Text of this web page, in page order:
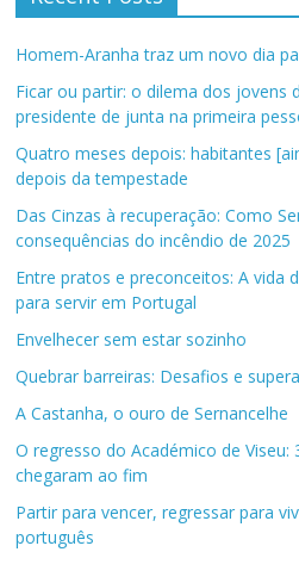
Homem-Aranha traz um novo dia
Ficar ou partir: o dilema dos jovens
presidente de junta na primeira
Quatro meses depois: habitantes
depois da tempestade
Das Cinzas à recuperação: Como
consequências do incêndio de 2025
Entre pratos e preconceitos: A vida
para servir em Portugal
Envelhecer sem estar sozinho
Quebrar barreiras: Desafios e
A Castanha, o ouro de Sernancelhe
O regresso do Académico de Viseu:
chegaram ao fim
Partir para vencer, regressar para
português